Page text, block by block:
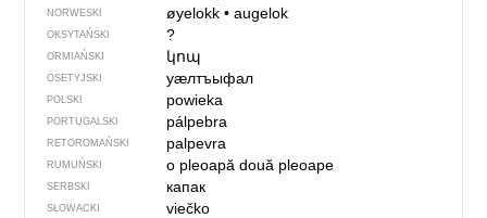
NORWESKI øyelokk• augelok
OKSYTAŃSKI ?
ORMIAŃSKI կոպ
OSETYJSKI уӕлтъыфал
POLSKI powieka
PORTUGALSKI pálpebra
RETOROMAŃSKI palpevra
RUMUŃSKI o pleoapădouă pleoape
SERBSKI капак
SŁOWACKI viečko